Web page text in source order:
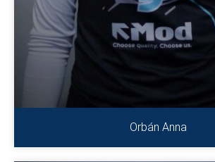
Orbán Anna